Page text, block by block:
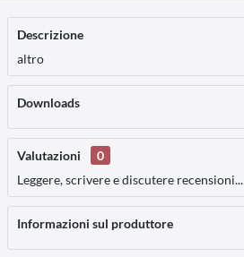
Descrizione
altro
Downloads
Valutazioni
0
Leggere, scrivere e discutere recensioni...
Informazioni sul produttore